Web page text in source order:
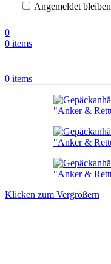
Angemeldet bleiben
0
0 items
0 items
Klicken zum Vergrößern